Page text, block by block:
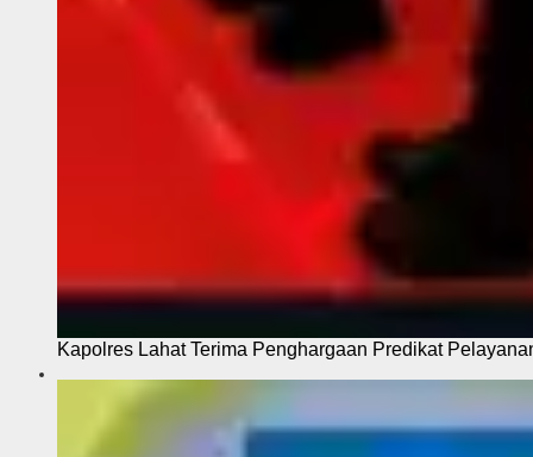
Kapolres Lahat Terima Penghargaan Predikat